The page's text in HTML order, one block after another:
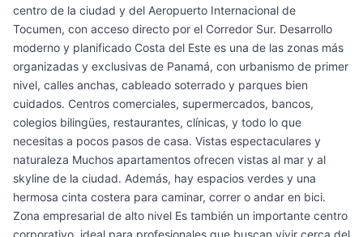
centro de la ciudad y del Aeropuerto Internacional de
Tocumen, con acceso directo por el Corredor Sur. Desarrollo
moderno y planificado Costa del Este es una de las zonas más
organizadas y exclusivas de Panamá, con urbanismo de primer
nivel, calles anchas, cableado soterrado y parques bien
cuidados. Centros comerciales, supermercados, bancos,
colegios bilingües, restaurantes, clínicas, y todo lo que
necesitas a pocos pasos de casa. Vistas espectaculares y
naturaleza Muchos apartamentos ofrecen vistas al mar y al
skyline de la ciudad. Además, hay espacios verdes y una
hermosa cinta costera para caminar, correr o andar en bici.
Zona empresarial de alto nivel Es también un importante centro